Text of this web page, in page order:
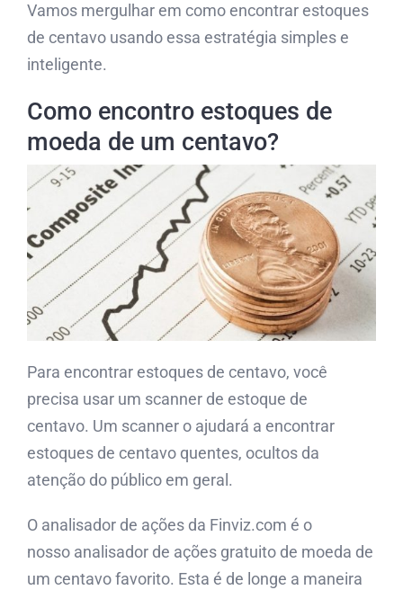
Vamos mergulhar em como encontrar estoques
de centavo usando essa estratégia simples e
inteligente.
Como encontro estoques de
moeda de um centavo?
Para encontrar estoques de centavo, você
precisa usar um scanner de estoque de
centavo. Um scanner o ajudará a encontrar
estoques de centavo quentes, ocultos da
atenção do público em geral.
O analisador de ações da Finviz.com é o
nosso analisador de ações gratuito de moeda de
um centavo favorito. Esta é de longe a maneira